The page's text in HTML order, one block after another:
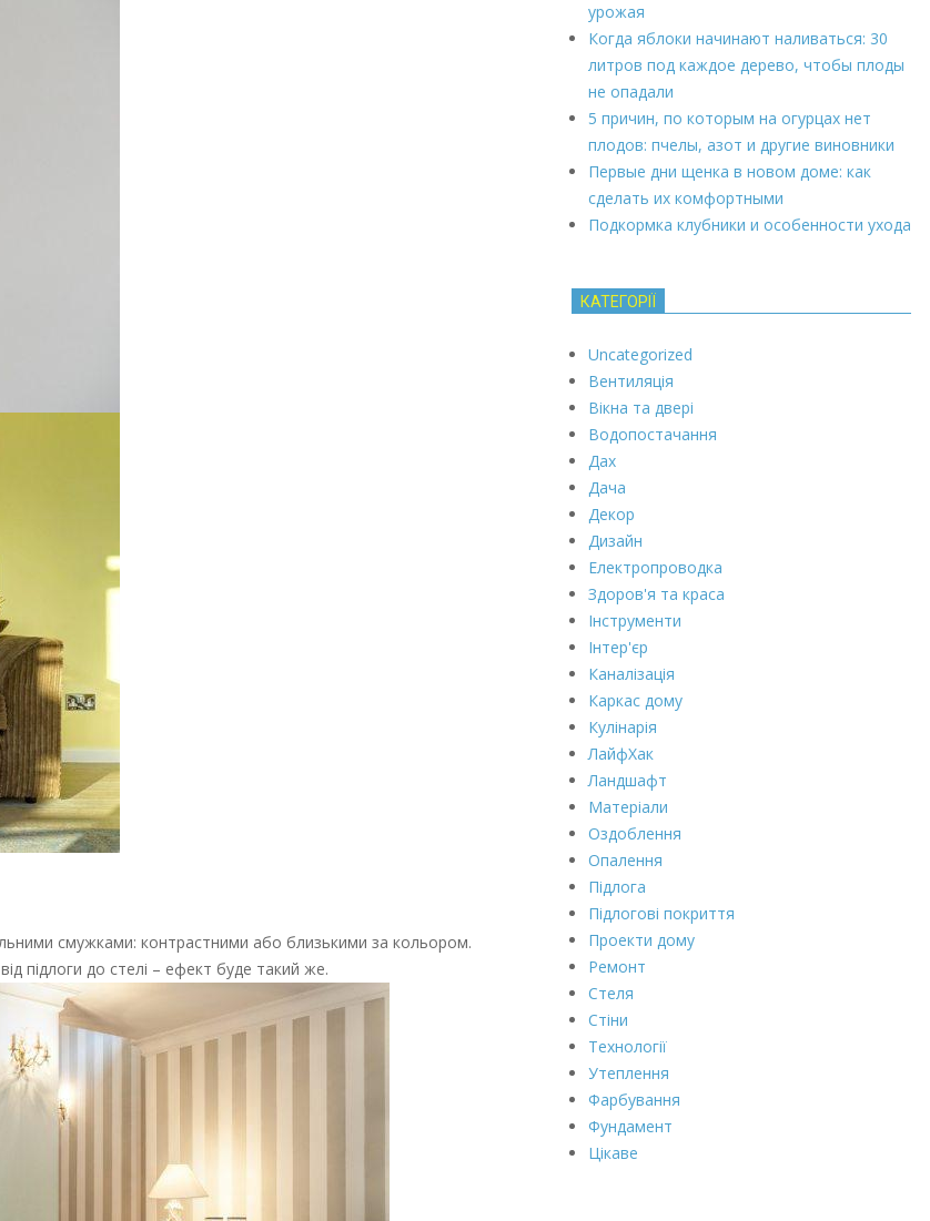
смужками: контрастними або близькими за кольором.
підлоги до стелі – ефект буде такий же.
урожая
Когда яблоки начинают наливаться: 30
литров под каждое дерево, чтобы плоды
не опадали
5 причин, по которым на огурцах нет
плодов: пчелы, азот и другие виновники
Первые дни щенка в новом доме: как
сделать их комфортными
Подкормка клубники и особенности ухода
КАТЕГОРІЇ
Uncategorized
Вентиляція
Вікна та двері
Водопостачання
Дах
Дача
Декор
Дизайн
Електропроводка
Здоров'я та краса
Інструменти
Інтер'єр
Каналізація
Каркас дому
Кулінарія
ЛайфХак
Ландшафт
Матеріали
Оздоблення
Опалення
Підлога
Підлогові покриття
Проекти дому
Ремонт
Стеля
Стіни
Технології
Утеплення
Фарбування
Фундамент
Цікаве